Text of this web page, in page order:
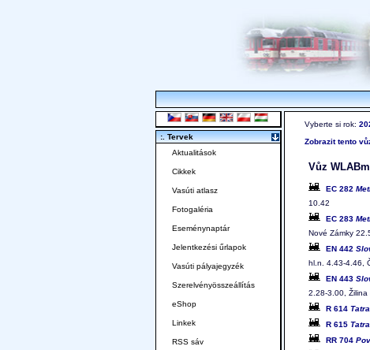
Vyberte si rok:
Zobrazit tento
Vůz
EC 282
10.42
EC 283
Nové Zámky
EN 442
hl.n. 4.43-4.46,
EN 443
2.28-3.00,
R 614
R 615
RR 704
:. Tervek
Aktualitások
Cikkek
Vasúti atlasz
Fotogaléria
Eseménynaptár
Jelentkezési űrlapok
Vasúti pályajegyzék
Szerelvényösszeállítás
eShop
Linkek
RSS sáv